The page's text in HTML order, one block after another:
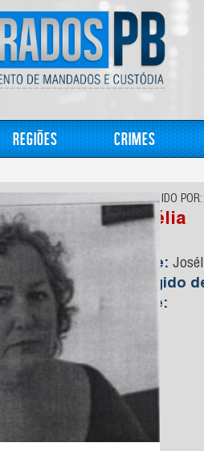
Regiões Crimes
CONHECIDO POR:
Josélia
Nome:
Foragido
Idade: